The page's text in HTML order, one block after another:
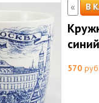
« В
570 руб.